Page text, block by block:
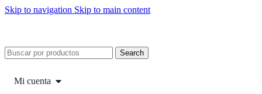
Skip to navigation Skip to main content
Search
Mi cuenta